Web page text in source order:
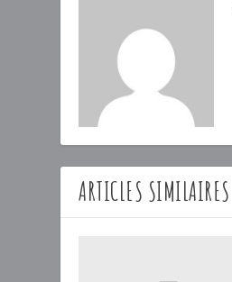
ARTICLES SIMILAIRES